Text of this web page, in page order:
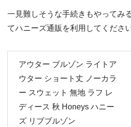
一見難しそうな手続きもやってみ
てハニーズ通販を利用してくださ
アウター ブルゾン ライトア
ウター ショート丈 ノーカラ
ー スウェット 無地 ラフ レ
ディース 秋 Honeys ハニー
ズ リブブルゾン